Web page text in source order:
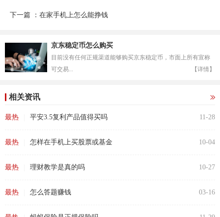
下一篇 ：在家手机上怎么能挣钱
京东稳定币怎么购买
目前没有任何正规渠道能够购买京东稳定币，市面上所有宣称
可交易...
【详情】
相关资讯
最热 平安3.5复利产品值得买吗 11-28
最热 怎样在手机上买股票或基金 10-04
最热 理财教学是真的吗 10-27
最热 怎么答题赚钱 03-16